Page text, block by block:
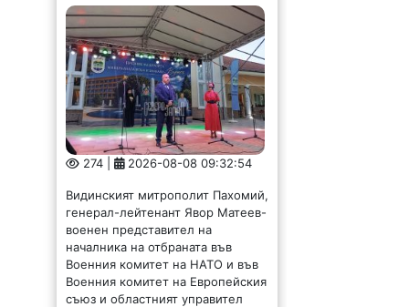
274 | 2026-08-08 09:32:54
Видинският митрополит Пахомий,
генерал-лейтенант Явор Матеев-
военен представител на
началника на отбраната във
Военния комитет на НАТО и във
Военния комитет на Европейския
съюз и областният управител